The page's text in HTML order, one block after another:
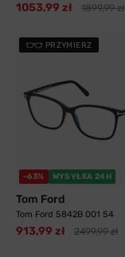
1053,99 zł 1899,99 zł
PRZYMIERZ
-63% WYSYŁKA 24H
Tom Ford
Tom Ford 5842B 001 54
913,99 zł 2499,99 zł